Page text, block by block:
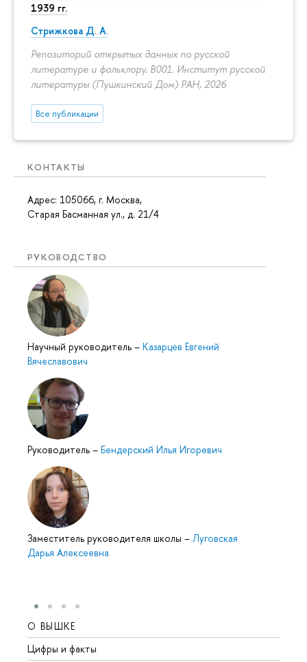
1939 гг.
Стрижкова Д. А.
Репозиторий открытых данных по русской
литературе и фольклору. B001. Институт русской
литературы (Пушкинский Дом) РАН, 2026
Все публикации
КОНТАКТЫ
Адрес: 105066, г. Москва,
Старая Басманная ул., д. 21/4
РУКОВОДСТВО
Научный руководитель – Казарцев Евгений
Вячеславович
Руководитель – Бендерский Илья Игоревич
Заместитель руководителя школы – Луговская
Дарья Алексеевна
О ВЫШКЕ
Цифры и факты